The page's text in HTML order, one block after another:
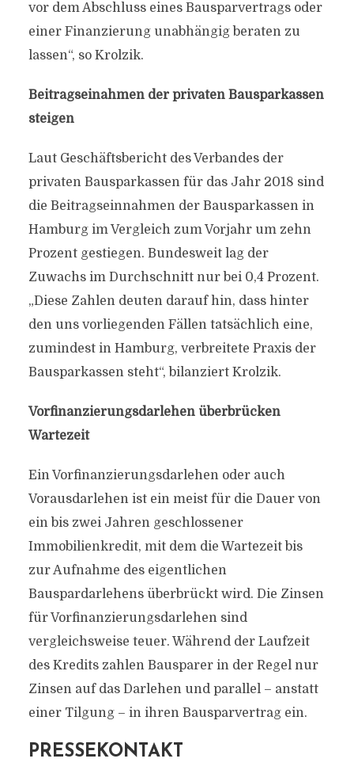
vor dem Abschluss eines Bausparvertrags oder
einer Finanzierung unabhängig beraten zu
lassen“, so Krolzik.
Beitragseinahmen der privaten Bausparkassen
steigen
Laut Geschäftsbericht des Verbandes der
privaten Bausparkassen für das Jahr 2018 sind
die Beitragseinnahmen der Bausparkassen in
Hamburg im Vergleich zum Vorjahr um zehn
Prozent gestiegen. Bundesweit lag der
Zuwachs im Durchschnitt nur bei 0,4 Prozent.
„Diese Zahlen deuten darauf hin, dass hinter
den uns vorliegenden Fällen tatsächlich eine,
zumindest in Hamburg, verbreitete Praxis der
Bausparkassen steht“, bilanziert Krolzik.
Vorfinanzierungsdarlehen überbrücken
Wartezeit
Ein Vorfinanzierungsdarlehen oder auch
Vorausdarlehen ist ein meist für die Dauer von
ein bis zwei Jahren geschlossener
Immobilienkredit, mit dem die Wartezeit bis
zur Aufnahme des eigentlichen
Bauspardarlehens überbrückt wird. Die Zinsen
für Vorfinanzierungsdarlehen sind
vergleichsweise teuer. Während der Laufzeit
des Kredits zahlen Bausparer in der Regel nur
Zinsen auf das Darlehen und parallel – anstatt
einer Tilgung – in ihren Bausparvertrag ein.
PRESSEKONTAKT